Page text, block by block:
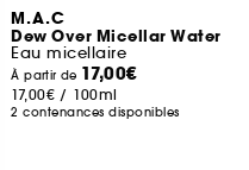
M.A.C
Dew Over Micellar Water
Eau micellaire
À partir de 17,00€
17,00€ / 100ml
2 contenances disponibles